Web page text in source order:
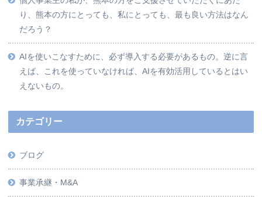
り、熊本の方にとっても、私にとっても、最も良い方法はなん
だろう？
AIを使いこなすために、必ず導入する必要があるもの。逆に言
えば、これを使っていなければ、AIを有効活用しているとはい
えないもの。
カテゴリー
ブログ
事業承継・M&A